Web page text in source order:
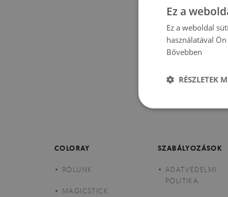
COLORAY
RÓLUNK
MAGICSTICK
SZABÁLYOZÁSOK
ADATVÉDELMI
POLITIKA
Ez a
Ez a weboldal
használatával
Bővebben
RÉSZLETEK